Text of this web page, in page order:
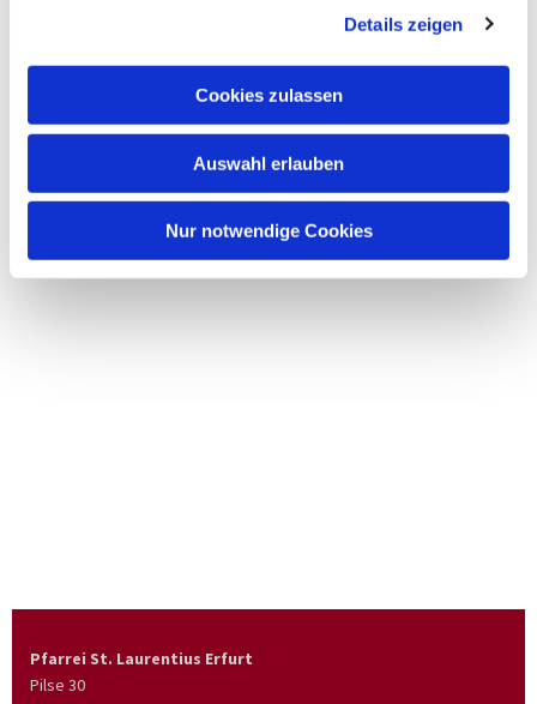
Details zeigen
Cookies zulassen
Auswahl erlauben
Nur notwendige Cookies
Pfarrei St. Laurentius Erfurt
Pilse 30